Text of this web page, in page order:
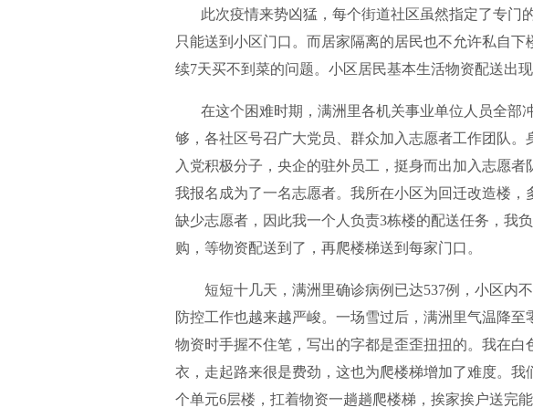
此次疫情来势凶猛，每个街道社区虽然指定了专门
只能送到小区门口。而居家隔离的居民也不允许私自
续7天买不到菜的问题。小区居民基本生活物资配送出
在这个困难时期，满洲里各机关事业单位人员全部
够，各社区号召广大党员、群众加入志愿者工作团队。
入党积极分子，央企的驻外员工，挺身而出加入志愿
我报名成为了一名志愿者。我所在小区为回迁改造楼，
缺少志愿者，因此我一个人负责3栋楼的配送任务，我
购，等物资配送到了，再爬楼梯送到每家门口。
短短十几天，满洲里确诊病例已达537例，小区内
防控工作也越来越严峻。一场雪过后，满洲里气温降至
物资时手握不住笔，写出的字都是歪歪扭扭的。我在白
衣，走起路来很是费劲，这也为爬楼梯增加了难度。我
个单元6层楼，扛着物资一趟趟爬楼梯，挨家挨户送完